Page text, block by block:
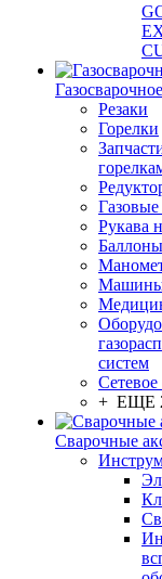
Резаки
Горелки
Рукава
Баллоны
Машины
систем
+ ЕЩЕ
Сварочные